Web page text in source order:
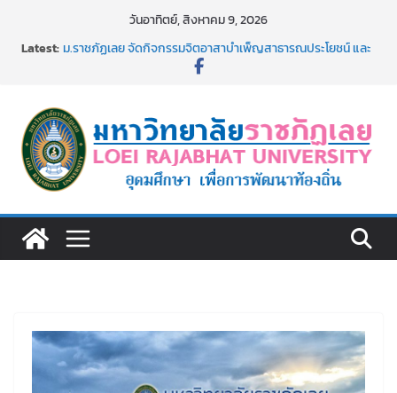
วันอาทิตย์, สิงหาคม 9, 2026
Latest:ม.ราชภัฏเลย จัดกิจกรรมจิตอาสาบำเพ็ญสาธารณประโยชน์ และ
เงินรายได้
ม.ราชภัฏเลย จัดมหกรรมวิชาการ เปิดบ้าน LRU ครั้งที่ 4 เปิดให้
นักเรียนมัธยมปลายค้นหาสาขาวิชาในฝัน สู่อนาคตที่ใช่
อธิการบดี มรภ.เลย ร่วมประชุมชี้แจงกับคณะอนุกรรมาธิการ
ประจำปีงบประมาณ พ.ศ. 2570
๑,๙๗๒ ชุด โดยวิธีเฉพาะเจาะจง